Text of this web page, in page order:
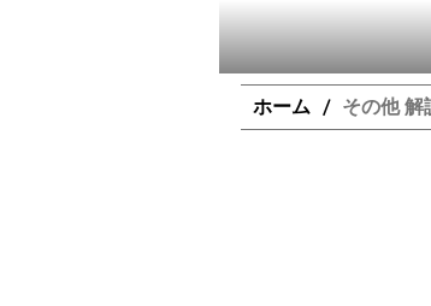
ホーム / その他 解